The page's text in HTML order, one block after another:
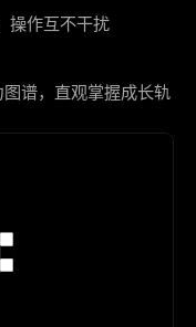
操作互不干扰
谱，直观掌握成长轨